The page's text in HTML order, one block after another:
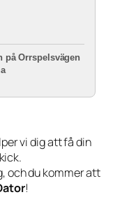
på Orrspelsvägen
vi dig att få din
och du kommer att
!